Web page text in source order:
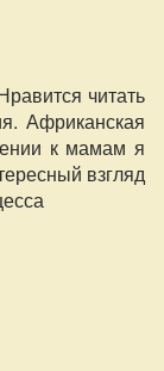
читать
Африканская
к мамам я
взгляд